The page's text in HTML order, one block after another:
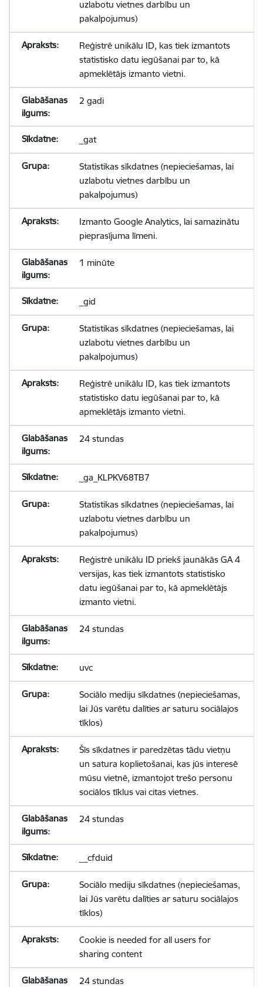
uzlabotu vietnes darbību un
pakalpojumus)
Reģistrē unikālu ID, kas tiek izmantots
statistisko datu iegūšanai par to, kā
apmeklētājs izmanto vietni.
2 gadi
_gat
Statistikas sīkdatnes (nepieciešamas, lai
uzlabotu vietnes darbību un
pakalpojumus)
Izmanto Google Analytics, lai samazinātu
pieprasījuma līmeni.
1 minūte
_gid
Statistikas sīkdatnes (nepieciešamas, lai
uzlabotu vietnes darbību un
pakalpojumus)
Reģistrē unikālu ID, kas tiek izmantots
statistisko datu iegūšanai par to, kā
apmeklētājs izmanto vietni.
24 stundas
_ga_KLPKV68TB7
Statistikas sīkdatnes (nepieciešamas, lai
uzlabotu vietnes darbību un
pakalpojumus)
Reģistrē unikālu ID priekš jaunākās GA 4
versijas, kas tiek izmantots statistisko
datu iegūšanai par to, kā apmeklētājs
izmanto vietni.
24 stundas
uvc
Sociālo mediju sīkdatnes (nepieciešamas,
lai Jūs varētu dalīties ar saturu sociālajos
tīklos)
Šīs sīkdatnes ir paredzētas tādu vietņu
un satura koplietošanai, kas jūs interesē
mūsu vietnē, izmantojot trešo personu
sociālos tīklus vai citas vietnes.
24 stundas
__cfduid
Sociālo mediju sīkdatnes (nepieciešamas,
lai Jūs varētu dalīties ar saturu sociālajos
tīklos)
Cookie is needed for all users for
sharing content
24 stundas